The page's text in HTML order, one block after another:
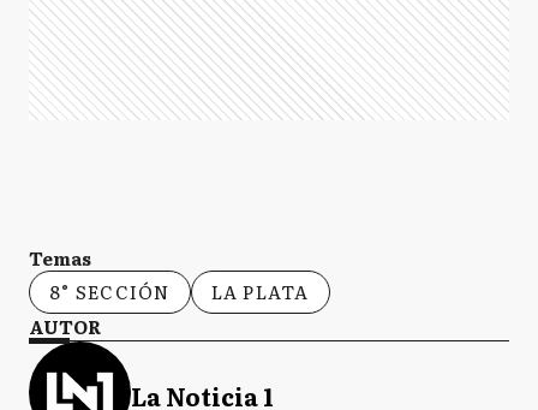
Temas
8° SECCIÓN
LA PLATA
AUTOR
La Noticia 1